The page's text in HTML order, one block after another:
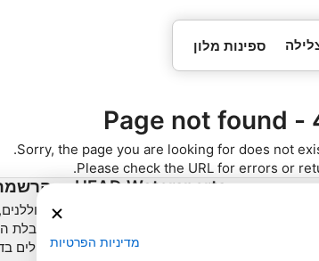
ספינות מלון
Sorry, the page you are looking for does not
Please check the URL for errors or
.
HEAD Watersports
LiveAboard.com
לקבלת
טיוליםמדיניות הפרטיות